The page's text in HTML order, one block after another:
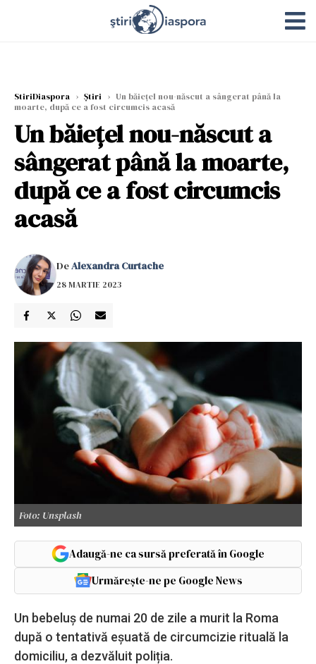
StiriDiaspora › Știri › Un băiețel nou-născut a sângerat până la
moarte, după ce a fost circumcis acasă
Un băiețel nou-născut a
sângerat până la moarte,
după ce a fost circumcis
acasă
DeAlexandra Curtache
28 MARTIE 2023
Foto: Unsplash
Adaugă-ne ca sursă preferată în Google
Urmărește-ne pe Google News
Un bebeluș de numai 20 de zile a murit la Roma
după o tentativă eșuată de circumcizie rituală la
domiciliu, a dezvăluit poliția.